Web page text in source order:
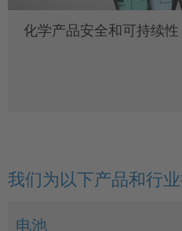
化学产品安全和可持续性
我们为以下产品和行
电池
建筑服务设备和系统
电缆和电线
商用设备
组件和安装技术
消费类电子产品
能源供应商
园林设备
电网合规
家用电器
工业4.0
信息技术
灯具
流动性和充电基础设施
电动工具
铁路，船舶和离岸外包
贸易
智能家居 / 智能生活
智能计量